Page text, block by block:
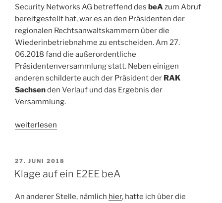
Security Networks AG betreffend des beAzum Abruf
bereitgestellt hat, war es an den Präsidenten der
regionalen Rechtsanwaltskammern über die
Wiederinbetriebnahme zu entscheiden. Am 27.
06.2018 fand die außerordentliche
Präsidentenversammlung statt. Neben einigen
anderen schilderte auch der Präsident der RAK
Sachsenden Verlauf und das Ergebnis der
Versammlung.
„BRAK
des
beA“
weiterlesen
VERÖFFENTLICHT
AM
27. JUNI 2018
Klage auf ein E2EE beA
An anderer Stelle, nämlich hier, hatte ich über die